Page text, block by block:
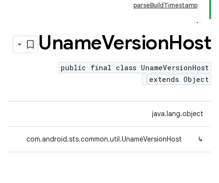
parseBuildTimestamp
UnameVersionHost
public final class UnameVersionHost
extends Object
java.lang.object
↳
com.android.sts.common.util.UnameVersionHost